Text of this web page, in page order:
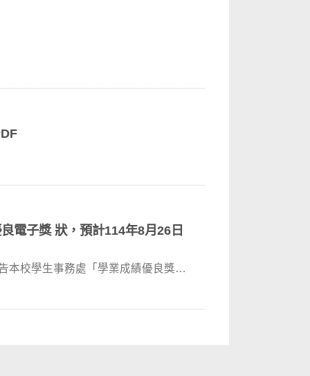
電子獎 狀，預計114年8月26日
本校學生事務處「學業成績優良獎專